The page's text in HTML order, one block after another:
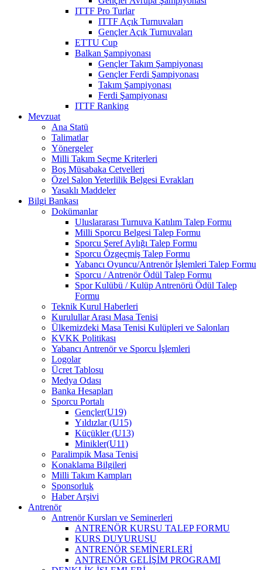
ITTF Pro Turlar
ITTF Açık Turnuvaları
Gençler Açık Turnuvaları
ETTU Cup
Balkan Şampiyonası
Gençler Takım Şampiyonası
Gençler Ferdi Şampiyonası
Takım Şampiyonası
Ferdi Şampiyonası
ITTF Ranking
Mevzuat
Ana Statü
Talimatlar
Yönergeler
Milli Takım Seçme Kriterleri
Boş Müsabaka Cetvelleri
Özel Salon Yeterlilik Belgesi Evrakları
Yasaklı Maddeler
Bilgi Bankası
Dokümanlar
Uluslararası Turnuva Katılım Talep Formu
Milli Sporcu Belgesi Talep Formu
Sporcu Şeref Aylığı Talep Formu
Sporcu Özgeçmiş Talep Formu
Yabancı Oyuncu/Antrenör İşlemleri Talep Formu
Sporcu / Antrenör Ödül Talep Formu
Spor Kulübü / Kulüp Antrenörü Ödül Talep
Formu
Teknik Kurul Haberleri
Kurulullar Arası Masa Tenisi
Ülkemizdeki Masa Tenisi Kulüpleri ve Salonları
KVKK Politikası
Yabancı Antrenör ve Sporcu İşlemleri
Logolar
Ücret Tablosu
Medya Odası
Banka Hesapları
Sporcu Portalı
Gençler(U19)
Yıldızlar (U15)
Küçükler (U13)
Minikler(U11)
Paralimpik Masa Tenisi
Konaklama Bilgileri
Milli Takım Kampları
Sponsorluk
Haber Arşivi
Antrenör
Antrenör Kursları ve Seminerleri
ANTRENÖR KURSU TALEP FORMU
KURS DUYURUSU
ANTRENÖR SEMİNERLERİ
ANTRENÖR GELİŞİM PROGRAMI